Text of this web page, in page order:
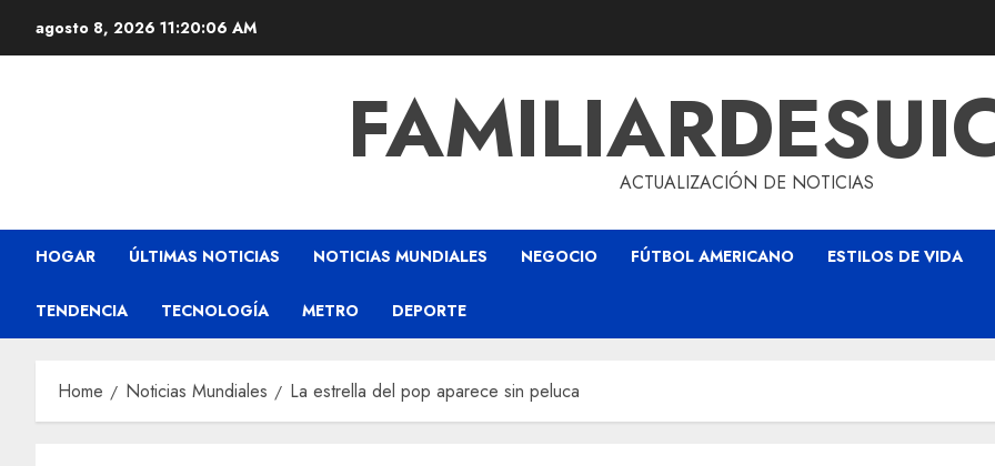
agosto 8, 2026 11:20:08 AM
ACTUALIZACIÓN DE NOTICIAS
HOGAR ÚLTIMAS NOTICIAS NOTICIAS MUNDIALES NEGOCIO FÚTBOL AMERICANO ESTILOS DE VIDA
TENDENCIA TECNOLOGÍA METRO DEPORTE
Home Noticias Mundiales La estrella del pop aparece sin peluca